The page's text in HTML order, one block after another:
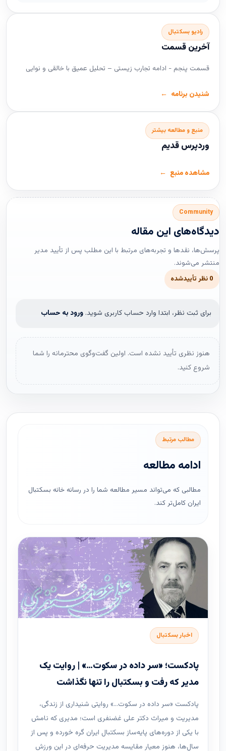
رادیو بسکتبال
آخرین قسمت
قسمت پنجم - ادامه تجارب زیستی – تحلیل عمیق با خالقی و نوایی
شنیدن برنامه
منبع و مطالعه بیشتر
وردپرس قدیم
مشاهده منبع
Community
دیدگاه‌های این مقاله
پرسش‌ها، نقدها و تجربه‌های مرتبط با این مطلب پس از تأیید مدیر
منتشر می‌شوند.
0 نظر تأییدشده
برای ثبت نظر، ابتدا وارد حساب کاربری شوید. ورود به حساب
هنوز نظری تأیید نشده است. اولین گفت‌وگوی محترمانه را شما
شروع کنید.
مطالب مرتبط
ادامه مطالعه
مطالبی که می‌تواند مسیر مطالعه شما را در رسانه خانه بسکتبال
ایران کامل‌تر کند.
اخبار بسکتبال
پادکست؛ «سر داده در سکوت…» | روایت یک
مدیر که رفت و بسکتبال را تنها نگذاشت
پادکست «سر داده در سکوت…» روایتی شنیداری از زندگی،
مدیریت و میراث دکتر علی غضنفری است؛ مدیری که نامش
با یکی از دوره‌های پایه‌ساز بسکتبال ایران گره خورده و پس از
سال‌ها، هنوز معیار مقایسه مدیریت حرفه‌ای در این ورزش